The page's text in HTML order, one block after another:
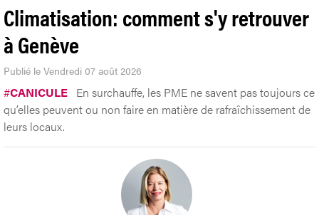
Climatisation: comment s'y retrouver
à Genève
Publié le Vendredi 07 août 2026
#CANICULE En surchauffe, les PME ne savent pas toujours ce
qu’elles peuvent ou non faire en matière de rafraîchissement de
leurs locaux.